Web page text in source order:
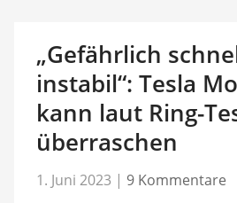
„Gefährlich
instabil“: Tesla
kann laut Ring-
überraschen
1. Juni 2023 | 9 Kommentare